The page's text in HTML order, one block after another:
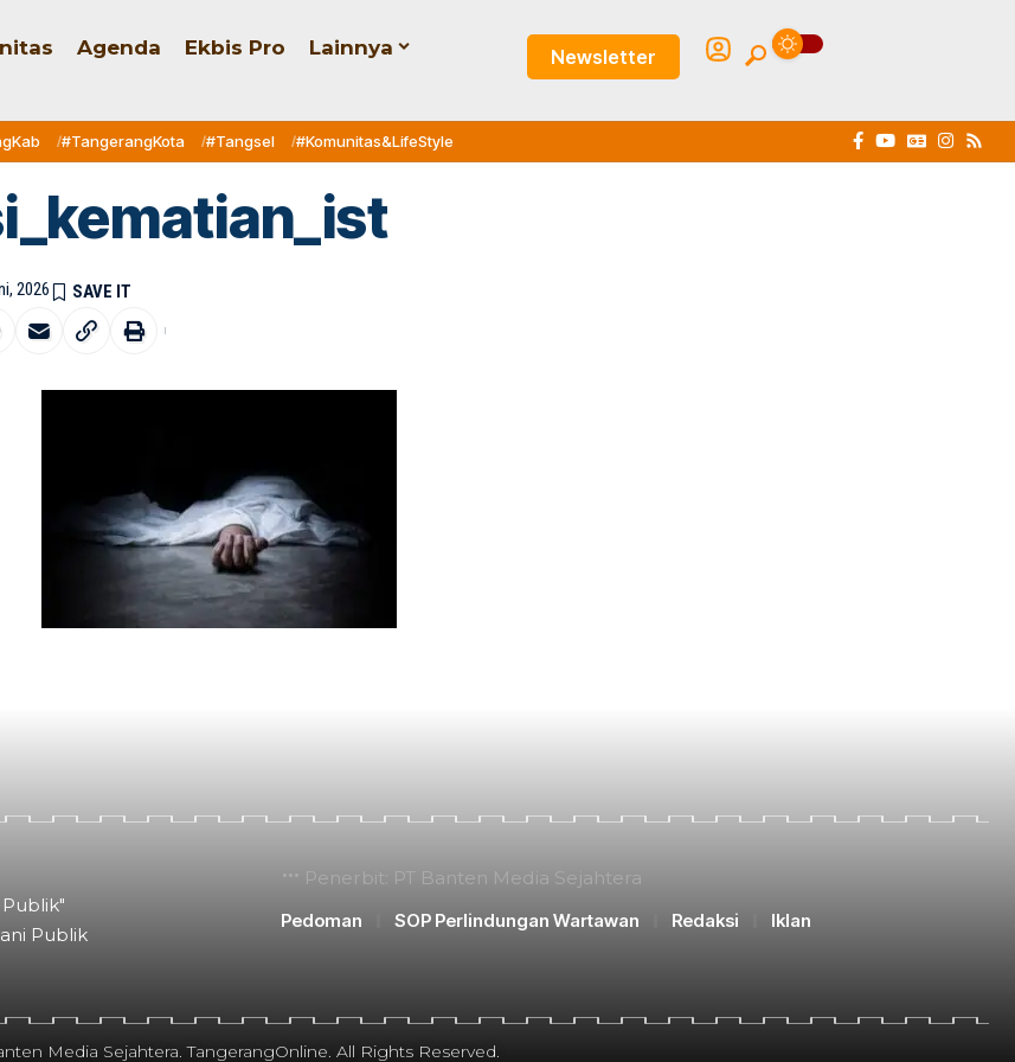
Agenda Ekbis Pro Lainnya Newsletter
#TangerangKota #Tangsel #Komunitas&LifeStyle
2026
Publik
Penerbit: PT Banten Media Sejahtera
Pedoman
SOP Perlindungan Wartawan Redaksi Iklan
Media Sejahtera. TangerangOnline. All Rights Reserved.